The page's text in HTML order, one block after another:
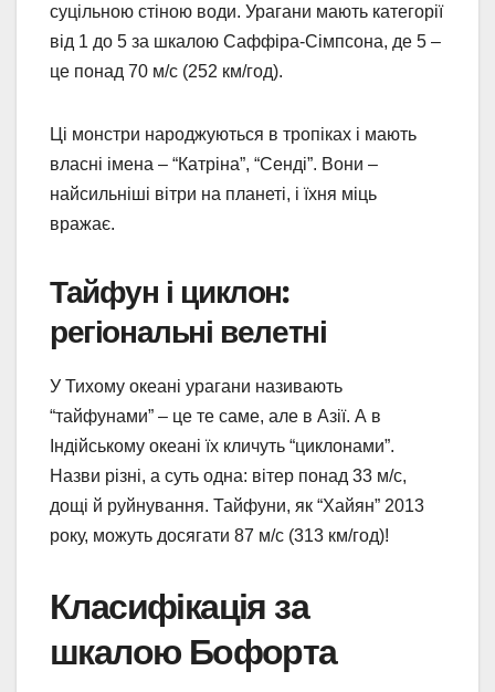
суцільною стіною води. Урагани мають категорії
від 1 до 5 за шкалою Саффіра-Сімпсона, де 5 –
це понад 70 м/с (252 км/год).
Ці монстри народжуються в тропіках і мають
власні імена – “Катріна”, “Сенді”. Вони –
найсильніші вітри на планеті, і їхня міць
вражає.
Тайфун і циклон:
регіональні велетні
У Тихому океані урагани називають
“тайфунами” – це те саме, але в Азії. А в
Індійському океані їх кличуть “циклонами”.
Назви різні, а суть одна: вітер понад 33 м/с,
дощі й руйнування. Тайфуни, як “Хайян” 2013
року, можуть досягати 87 м/с (313 км/год)!
Класифікація за
шкалою Бофорта